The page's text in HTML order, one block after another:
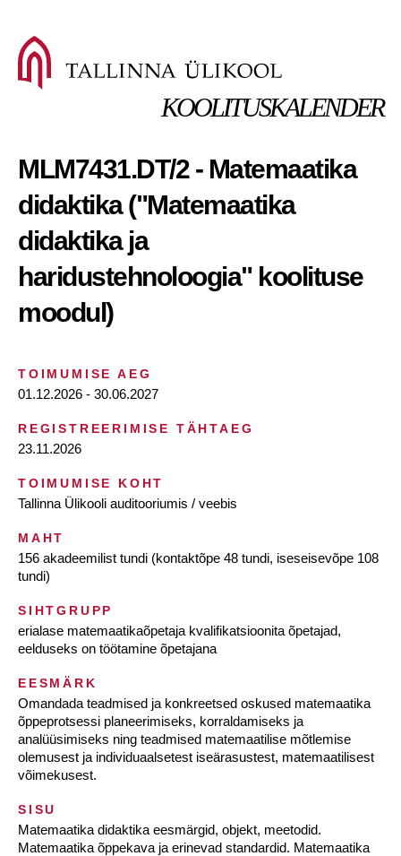
KOOLITUSKALENDER
MLM7431.DT/2 - Matemaatika
didaktika ("Matemaatika
didaktika ja
haridustehnoloogia" koolituse
moodul)
TOIMUMISE AEG
01.12.2026 - 30.06.2027
REGISTREERIMISE TÄHTAEG
23.11.2026
TOIMUMISE KOHT
Tallinna Ülikooli auditooriumis / veebis
MAHT
156 akadeemilist tundi (kontaktõpe 48 tundi, iseseisevõpe 108
tundi)
SIHTGRUPP
erialase matemaatikaõpetaja kvalifikatsioonita õpetajad,
eelduseks on töötamine õpetajana
EESMÄRK
Omandada teadmised ja konkreetsed oskused matemaatika
õppeprotsessi planeerimiseks, korraldamiseks ja
analüüsimiseks ning teadmised matemaatilise mõtlemise
olemusest ja individuaalsetest iseärasustest, matemaatilisest
võimekusest.
SISU
Matemaatika didaktika eesmärgid, objekt, meetodid.
Matemaatika õppekava ja erinevad standardid. Matemaatika